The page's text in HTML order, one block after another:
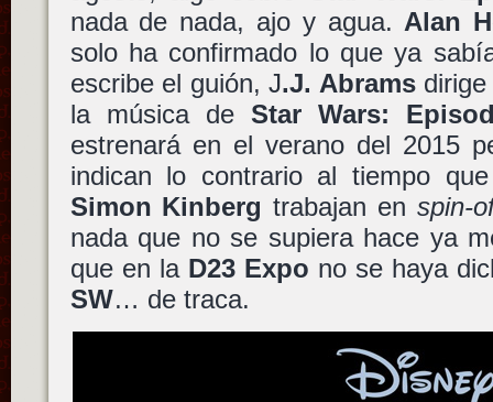
nada de nada, ajo y agua. Alan
solo ha confirmado lo que ya
escribe el guión, J.J. Abrams
la música de Star Wars:
estrenará en el verano del 2015
indican lo contrario al tiempo
Simon Kinberg trabajan en spin-
nada que no se supiera hace ya
que en la D23 Expo no se haya
SW… de traca.